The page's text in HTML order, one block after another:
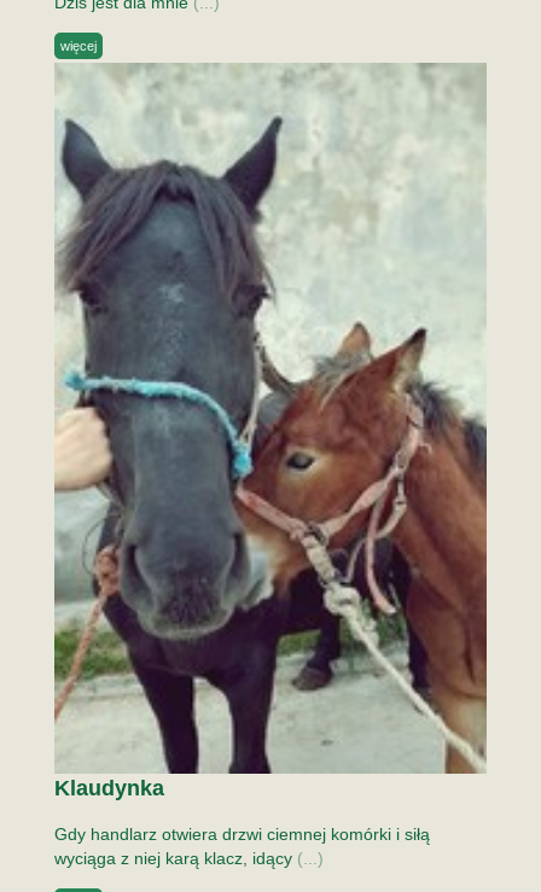
więcej
Klaudynka
Gdy handlarz otwiera drzwi ciemnej komórki i siłą
wyciąga z niej karą klacz, idący (...)